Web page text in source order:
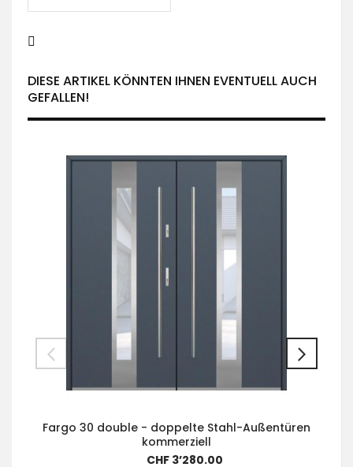
DIESE ARTIKEL KÖNNTEN IHNEN EVENTUELL AUCH
GEFALLEN!
Fargo 30 double - doppelte Stahl-Außentüren
kommerziell
CHF 3’280.00